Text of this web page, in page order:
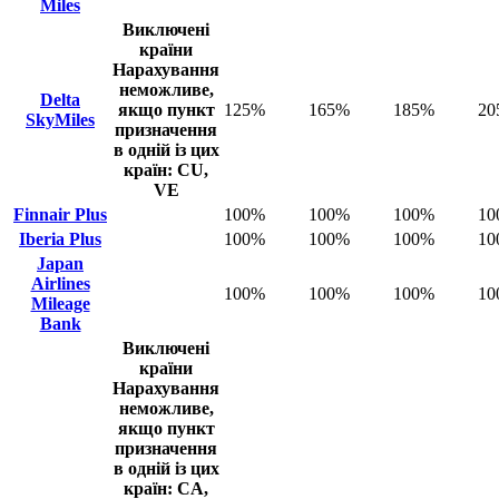
Miles
Delta
SkyMiles
Виключені
країни
Нарахування
неможливе,
якщо пункт
призначення
в одній із цих
країн: CU,
VE
125% 165% 185%
Finnair Plus 100% 100% 100%
Iberia Plus
100% 100% 100%
Japan
Airlines
Mileage
Bank
100% 100% 100%
Виключені
країни
Нарахування
неможливе,
якщо пункт
призначення
в одній із цих
країн: CA,